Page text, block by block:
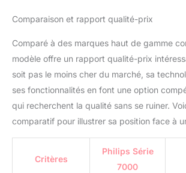
Comparaison et rapport qualité-prix
Comparé à des marques haut de gamme
modèle offre un rapport qualité-prix
soit pas le moins cher du marché, sa
ses fonctionnalités en font une option
qui recherchent la qualité sans se ruiner.
comparatif pour illustrer sa position face à
Critères
Philips Série
7000